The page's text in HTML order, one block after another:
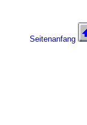
Seitenanfang